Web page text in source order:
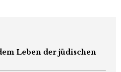
Leben der jüdischen